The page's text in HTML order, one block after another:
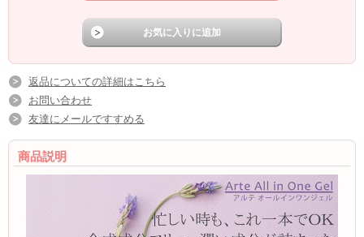
返品についての詳細はこちら
お問い合わせ
友達にメールですすめる
商品説明